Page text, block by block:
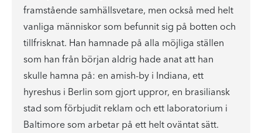
framstående samhällsvetare, men också med helt
vanliga människor som befunnit sig på botten och
tillfrisknat. Han hamnade på alla möjliga ställen
som han från början aldrig hade anat att han
skulle hamna på: en amish-by i Indiana, ett
hyreshus i Berlin som gjort uppror, en brasiliansk
stad som förbjudit reklam och ett laboratorium i
Baltimore som arbetar på ett helt oväntat sätt.